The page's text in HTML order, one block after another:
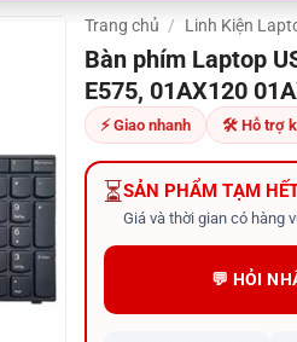
Trang chủ / Linh Kiện
Bàn phím Laptop
E575, 01AX120
⚡ Giao nhanh 🛠 Hỗ trợ
⏳SẢN PHẨM TẠM
Giá và thời gian có hàng
💬 HỎI